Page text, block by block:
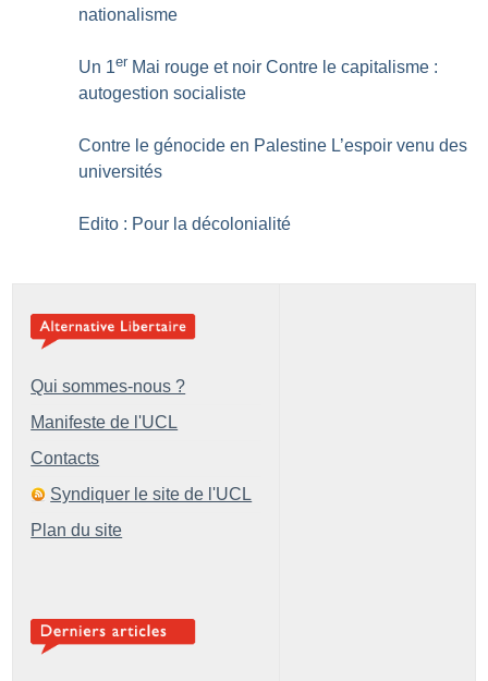
nationalisme
Un 1er Mai rouge et noir Contre le capitalisme :
autogestion socialiste
Contre le génocide en Palestine L’espoir venu des
universités
Edito : Pour la décolonialité
Qui sommes-nous ?
Manifeste de l'UCL
Contacts
Syndiquer le site de l'UCL
Plan du site